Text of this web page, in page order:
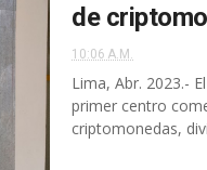
de
10:06 A.M.
Lima, Abr. 2023.-
primer centro
criptomonedas,